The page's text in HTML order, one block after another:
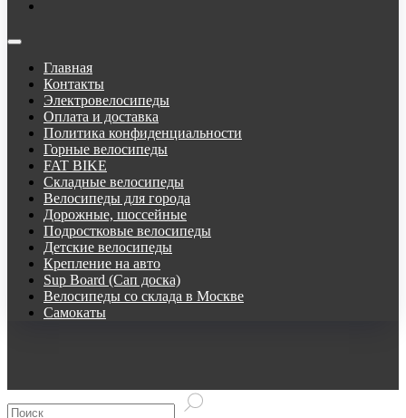
Главная
Контакты
Электровелосипеды
Оплата и доставка
Политика конфиденциальности
Горные велосипеды
FAT BIKE
Складные велосипеды
Велосипеды для города
Дорожные, шоссейные
Подростковые велосипеды
Детские велосипеды
Крепление на авто
Sup Board (Сап доска)
Велосипеды со склада в Москве
Самокаты